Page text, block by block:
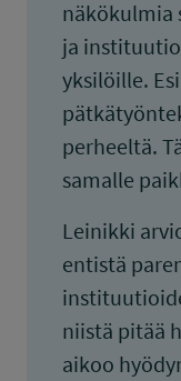
näkökulmia
ja
yksilöille.
perheeltä.
samalle
Leinikki
entistä
niistä pitää
aikoo